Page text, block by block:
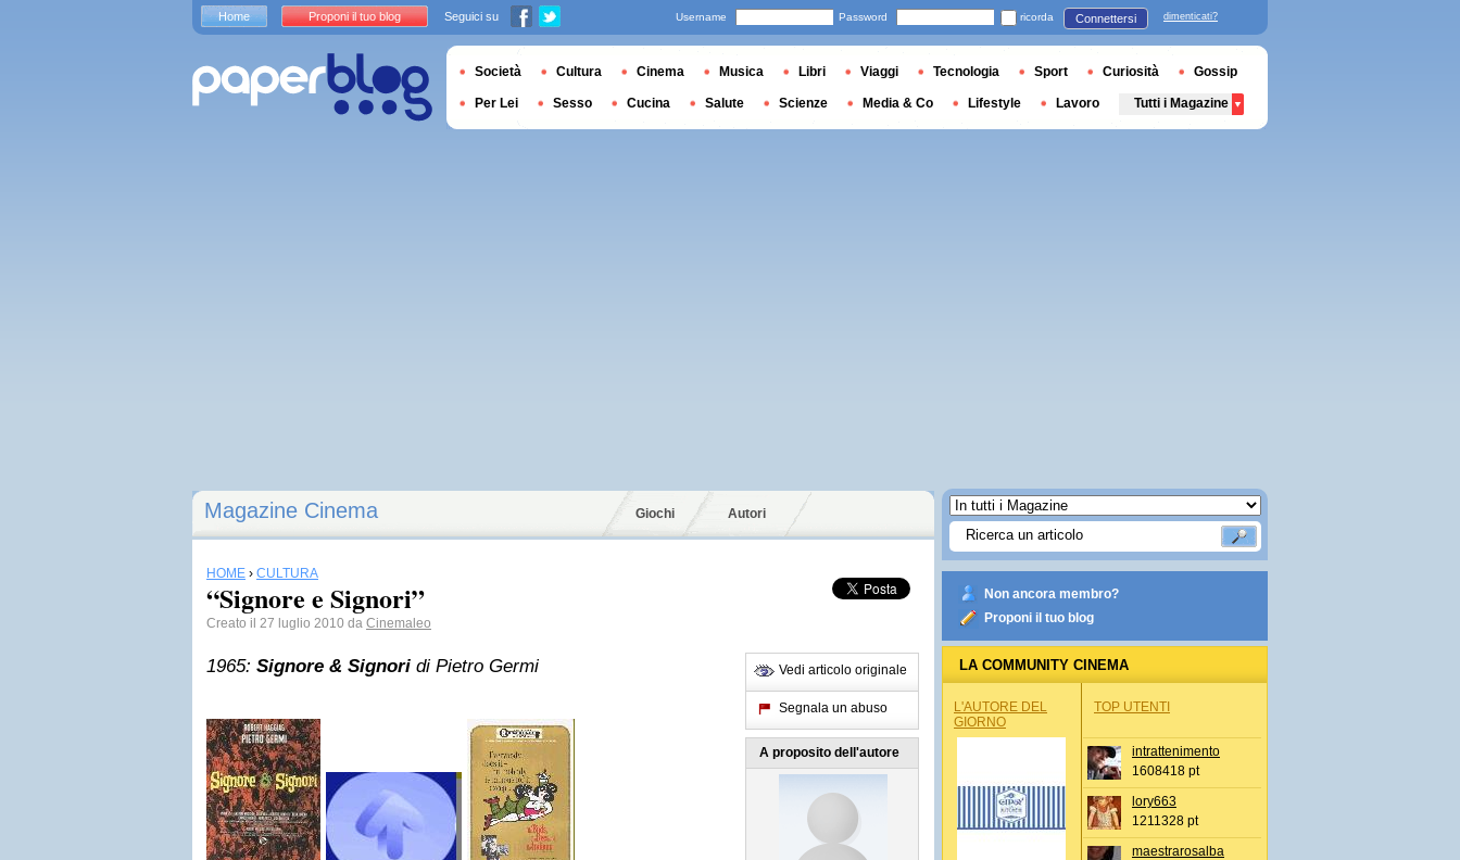
Magazine Cinema Giochi Autori
HOME › CULTURA
“Signore e Signori”
Creato il 27 luglio 2010 da Cinemaleo
1965: Signore & Signori di Pietro Germi Vedi articolo originale
Segnala un abuso
A proposito dell'autore
Non ancora membro?
Proponi il tuo blog
LA COMMUNITY CINEMA
L'AUTORE DEL
GIORNO
TOP UTENTI
intrattenimento
1608418 pt
lory663
1211328 pt
maestrarosalba
Home Proponi il tuo blog Seguici su Username Password ricorda Connettersi dimenticati?
Società Cultura Cinema Musica Libri Viaggi Tecnologia Sport Curiosità Gossip
Per Lei Sesso Cucina Salute Scienze Media & Co Lifestyle Lavoro Tutti i Magazine